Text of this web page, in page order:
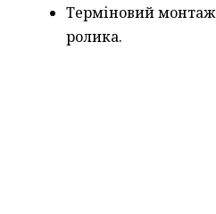
Терміновий монтаж
ролика.